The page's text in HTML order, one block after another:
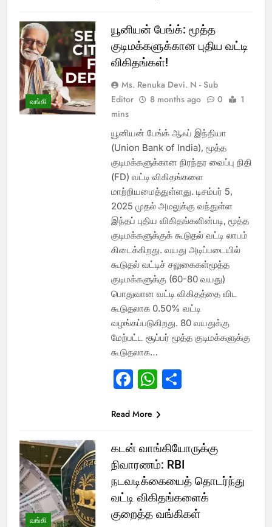
வங்கி
யூனியன் பேங்க்: மூத்த
குடிமக்களுக்கான புதிய வட்டி
விகிதங்கள்!
Ms. Renuka Devi. N - Sub
Editor
8 months ago 0
1
mins
யூனியன் பேங்க் ஆஃப் இந்தியா
(Union Bank of India), மூத்த
குடிமக்களுக்கான நிரந்தர வைப்பு நிதி
(FD) வட்டி விகிதங்களை
மாற்றியமைத்துள்ளது. டிசம்பர் 5,
2025 முதல் அமலுக்கு வந்துள்ள
இந்தப் புதிய விகிதங்களின்படி, மூத்த
குடிமக்களுக்குக் கூடுதல் வட்டி லாபம்
கிடைக்கிறது. வயது அடிப்படையில்
கூடுதல் வட்டிச் சலுகைகள்மூத்த
குடிமக்களுக்கு (60-80 வயது)
பொதுவான வட்டி விகிதத்தை விட
கூடுதலாக 0.50% வட்டி
வழங்கப்படுகிறது. 80 வயதுக்கு
மேற்பட்ட சூப்பர் மூத்த குடிமக்களுக்கு
கூடுதலாக…
Facebook
WhatsApp
Share
Read More
வங்கி
கடன் வாங்கியோருக்கு
நிவாரணம்: RBI
நடவடிக்கையைத் தொடர்ந்து
வட்டி விகிதங்களைக்
குறைத்த வங்கிகள்